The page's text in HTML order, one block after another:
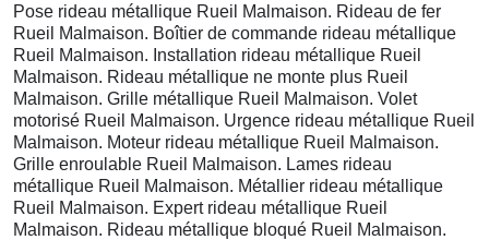
Pose rideau métallique Rueil Malmaison. Rideau de fer
Rueil Malmaison. Boîtier de commande rideau métallique
Rueil Malmaison. Installation rideau métallique Rueil
Malmaison. Rideau métallique ne monte plus Rueil
Malmaison. Grille métallique Rueil Malmaison. Volet
motorisé Rueil Malmaison. Urgence rideau métallique Rueil
Malmaison. Moteur rideau métallique Rueil Malmaison.
Grille enroulable Rueil Malmaison. Lames rideau
métallique Rueil Malmaison. Métallier rideau métallique
Rueil Malmaison. Expert rideau métallique Rueil
Malmaison. Rideau métallique bloqué Rueil Malmaison.